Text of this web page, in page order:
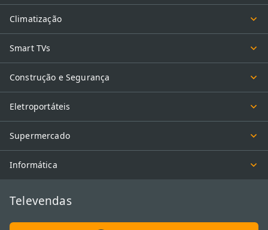
Climatização
Smart TVs
Construção e Segurança
Eletroportáteis
Supermercado
Informática
Televendas